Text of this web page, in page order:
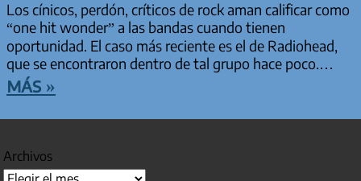
Los cínicos, perdón, críticos de rock aman calificar como
“one hit wonder” a las bandas cuando tienen
oportunidad. El caso más reciente es el de Radiohead,
que se encontraron dentro de tal grupo hace poco.…
más »
Archivos